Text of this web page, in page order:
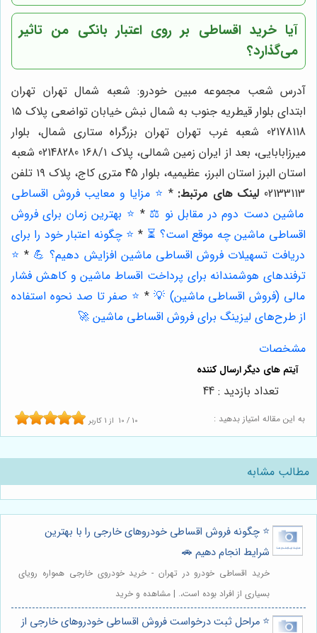
آیا خرید اقساطی بر روی اعتبار بانکی من تاثیر
می‌گذارد؟
آدرس شعب مجموعه مبین خودرو: شعبه شمال تهران تهران
ابتدای بلوار قیطریه جنوب به شمال نبش خیابان تواضعی پلاک ۱۵
02178118 شعبه غرب تهران تهران بزرگراه ستاری شمال، بلوار
میرزابابایی، بعد از ایران زمین شمالی، پلاک ۱۶۸/۱ 02148280 شعبه
استان البرز استان البرز، عظیمیه، بلوار ۴۵ متری کاج، پلاک ۱۹ تلفن
02133113 لینک های مرتبط: * ⭐️ مزایا و معایب فروش اقساطی
ماشین دست دوم در مقابل نو ⚖️ * ⭐️ بهترین زمان برای فروش
اقساطی ماشین چه موقع است؟ ⏳ * ⭐️ چگونه اعتبار خود را برای
دریافت تسهیلات فروش اقساطی ماشین افزایش دهیم؟ 💪 *
⭐️
ترفندهای هوشمندانه برای پرداخت اقساط ماشین و کاهش فشار
مالی (فروش اقساطی ماشین) 💡 * ⭐️ صفر تا صد نحوه استفاده
از طرح‌های لیزینگ برای فروش اقساطی ماشین 🚀
مشخصات
به این مقاله امتیاز بدهید : 10 / 10 از 1 کاربر
تعداد بازدید : 44
مطالب مشابه
⭐️ چگونه فروش اقساطی خودروهای خارجی را با بهترین
شرایط انجام دهیم 🚗
خرید اقساطی خودرو در تهران - خرید خودروی خارجی همواره رویای
بسیاری از افراد بوده است،. | مشاهده و خرید
⭐️ مراحل ثبت درخواست فروش اقساطی خودروهای خارجی از